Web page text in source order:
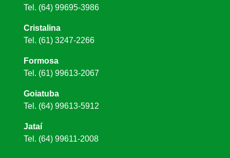
Tel. (64) 99695-3986
Cristalina
Tel. (61) 3247-2266
Formosa
Tel. (61) 99613-2067
Goiatuba
Tel. (64) 99613-5912
Jataí
Tel. (64) 99611-2008